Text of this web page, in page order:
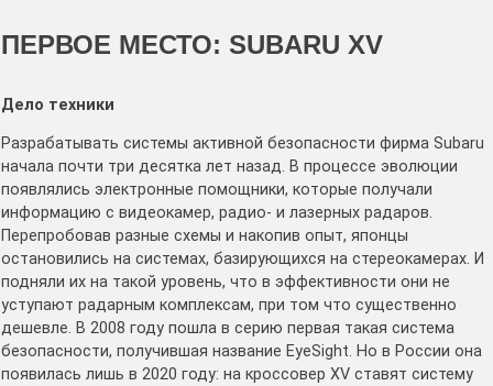
ПЕРВОЕ МЕСТО: SUBARU XV
Дело техники
Разрабатывать системы активной безопасности фирма Subaru
начала почти три десятка лет назад. В процессе эволюции
появлялись электронные помощники, которые получали
информацию с видеокамер, радио- и лазерных радаров.
Перепробовав разные схемы и накопив опыт, японцы
остановились на системах, базирующихся на стереокамерах. И
подняли их на такой уровень, что в эффективности они не
уступают радарным комплексам, при том что существенно
дешевле. В 2008 году пошла в серию первая такая система
безопасности, получившая название EyeSight. Но в России она
появилась лишь в 2020 году: на кроссовер XV ставят систему